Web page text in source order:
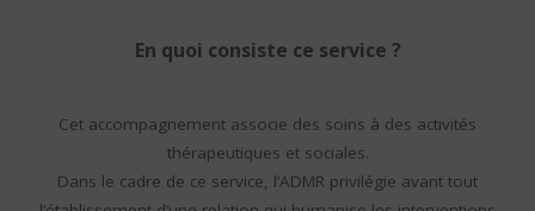
En quoi consiste ce service ?
Cet accompagnement associe des soins à des activités
thérapeutiques et sociales.
Dans le cadre de ce service, l’ADMR privilégie avant tout